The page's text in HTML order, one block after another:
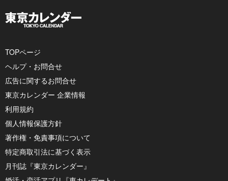
TOPページ
ヘルプ・お問合せ
広告に関するお問合せ
東京カレンダー 企業情報
利用規約
個人情報保護方針
著作権・免責事項について
特定商取引法に基づく表示
月刊誌『東京カレンダー』